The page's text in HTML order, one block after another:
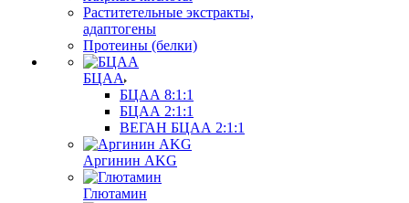
Раститетельные экстракты,
адаптогены
Протеины (белки)
БЦАА
БЦАА 8:1:1
БЦАА 2:1:1
ВЕГАН БЦАА 2:1:1
Аргинин AKG
Глютамин